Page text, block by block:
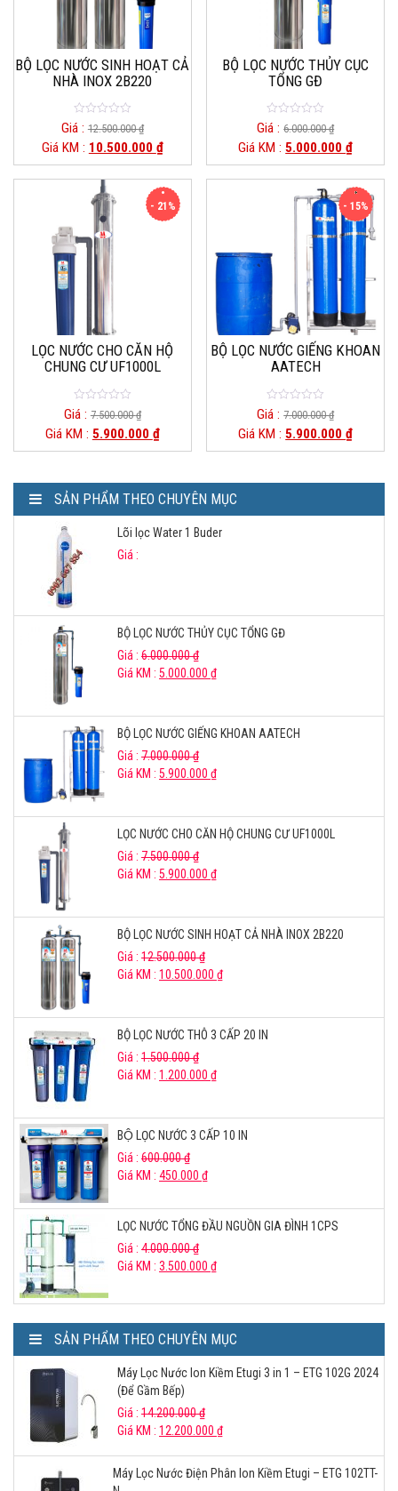
BỘ LỌC NƯỚC SINH HOẠT CẢ
NHÀ INOX 2B220
0
o
u
o
f
Giá : 12.500.000₫
Giá KM : 10.500.000 ₫
BỘ LỌC NƯỚC THỦY CỤC
TỔNG GĐ
0
o
u
o
f
Giá :6.000.000₫
Giá KM :5.000.000₫
- 21%
LỌC NƯỚC CHO CĂN HỘ
CHUNG CƯ UF1000L
0
o
u
t
o
Giá : 7.500.000₫
Giá KM : 5.900.000 ₫
- 15%
BỘ LỌC NƯỚC GIẾNG KHOAN
AATECH
0
o
u
t
o
Giá :7.000.000₫
Giá KM :5.900.000₫
SẢN PHẨM THEO CHUYÊN MỤC
Lõi lọc Water 1 Buder
Giá :
BỘ LỌC NƯỚC THỦY CỤC TỔNG GĐ
Giá : 6.000.000₫
Giá KM : 5.000.000 ₫
BỘ LỌC NƯỚC GIẾNG KHOAN AATECH
Giá : 7.000.000₫
Giá KM : 5.900.000 ₫
LỌC NƯỚC CHO CĂN HỘ CHUNG CƯ UF1000L
Giá : 7.500.000₫
Giá KM : 5.900.000 ₫
BỘ LỌC NƯỚC SINH HOẠT CẢ NHÀ INOX 2B220
Giá : 12.500.000₫
Giá KM : 10.500.000 ₫
BỘ LỌC NƯỚC THÔ 3 CẤP 20 IN
Giá : 1.500.000₫
Giá KM : 1.200.000 ₫
BỘ LỌC NƯỚC 3 CẤP 10 IN
Giá : 600.000₫
Giá KM : 450.000 ₫
LỌC NƯỚC TỔNG ĐẦU NGUỒN GIA ĐÌNH 1CPS
Giá : 4.000.000₫
Giá KM : 3.500.000 ₫
SẢN PHẨM THEO CHUYÊN MỤC
Máy Lọc Nước Ion Kiềm Etugi 3 in 1 – ETG 102G 2024
(Để Gầm Bếp)
Giá : 14.200.000₫
Giá KM : 12.200.000 ₫
Máy Lọc Nước Điện Phân Ion Kiềm Etugi – ETG 102TT-